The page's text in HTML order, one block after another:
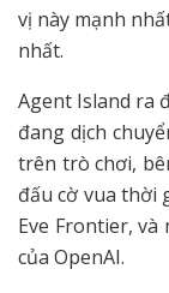
vị này mạnh
nhất.
Agent Island ra
đang dịch
trên trò chơi,
đấu cờ vua thời
Eve Frontier,
của OpenAI.